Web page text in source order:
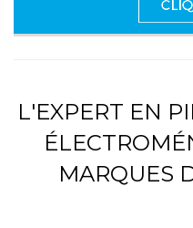
L'EXPERT EN
MARQUES